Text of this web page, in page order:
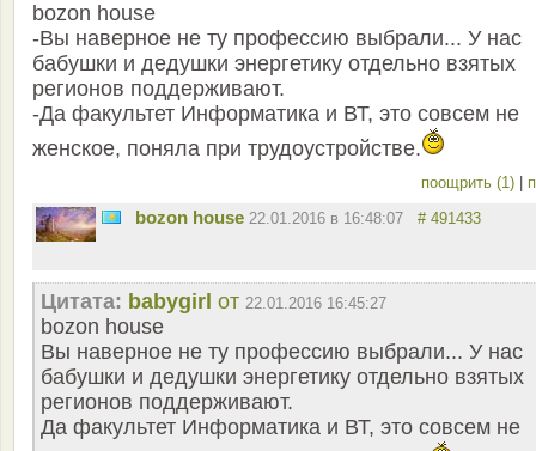
bozon house
-Вы наверное не ту профессию выбрали... У нас
бабушки и дедушки энергетику отдельно взятых
регионов поддерживают.
-Да факультет Информатика и ВТ, это совсем не
женское, поняла при трудоустройстве.
поощрить (1)
bozon house 22.01.2016 в 16:48:07 # 491433
Цитата: babygirl от 22.01.2016 16:45:27
bozon house
Вы наверное не ту профессию выбрали... У нас
бабушки и дедушки энергетику отдельно взятых
регионов поддерживают.
Да факультет Информатика и ВТ, это совсем не